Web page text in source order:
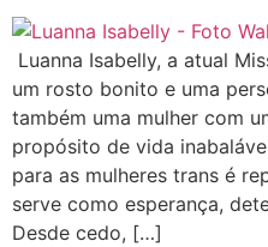
Luanna Isabelly, a atual
um rosto bonito e uma
também uma mulher com
propósito de vida
para as mulheres trans é
serve como esperança,
Desde cedo, […]